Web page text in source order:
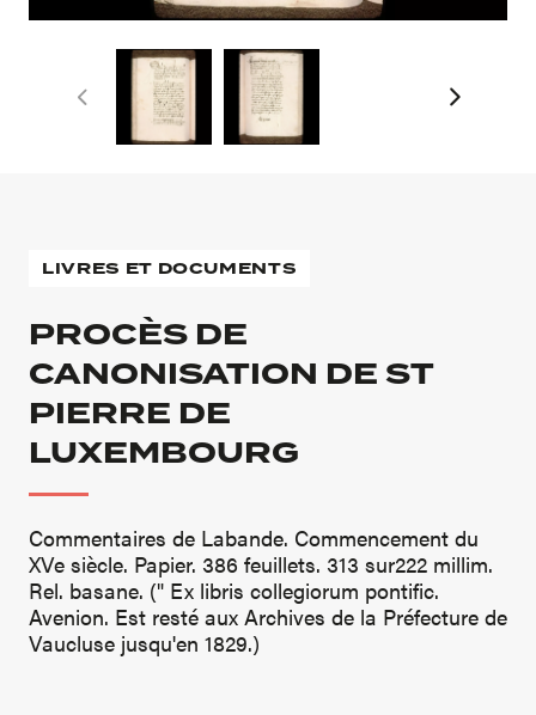
LIVRES ET DOCUMENTS
PROCÈS DE
CANONISATION DE ST
PIERRE DE
LUXEMBOURG
Commentaires de Labande. Commencement du
XVe siècle. Papier. 386 feuillets. 313 sur222 millim.
Rel. basane. (" Ex libris collegiorum pontific.
Avenion. Est resté aux Archives de la Préfecture de
Vaucluse jusqu'en 1829.)